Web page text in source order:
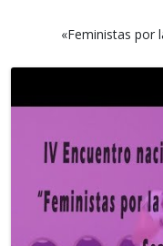
«Feministas por